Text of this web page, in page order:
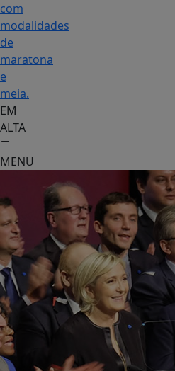
com
modalidades
de
maratona
e
meia.
EM
ALTA
MENU